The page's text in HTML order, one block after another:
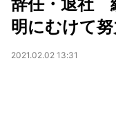
明にむけて
2021.02.02 13:31